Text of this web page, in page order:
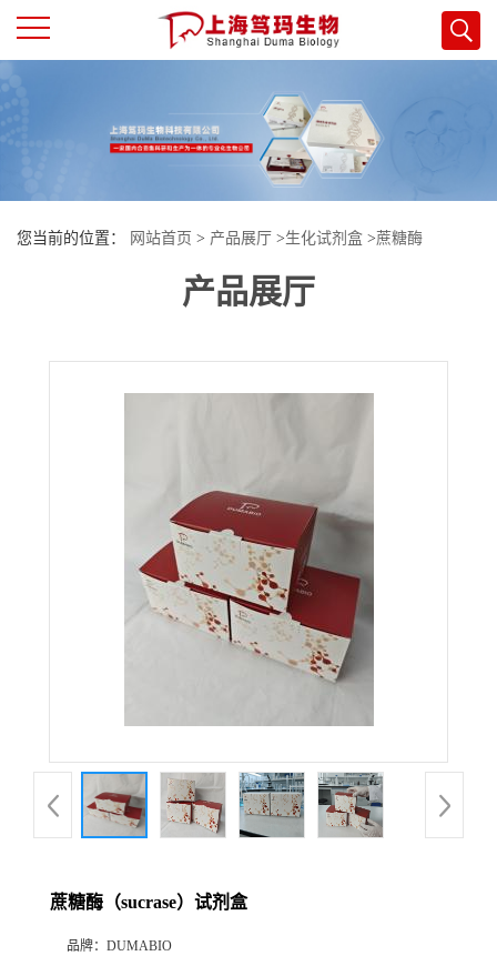
页
司
品
您当前的位置： 网站首页 > 产品展厅 >生化试剂盒 >蔗糖酶
产品展厅
蔗糖酶（sucrase）试剂盒
品牌： DUMABIO